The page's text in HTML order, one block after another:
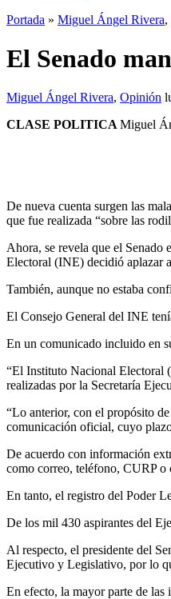
Portada » Miguel Ángel Rivera,
El Senado
Miguel Ángel Rivera, Opinión
CLASE POLITICAMiguel
De nueva cuenta surgen las
que fue realizada “sobre las
Ahora, se revela que el Senado
Electoral (INE) decidió aplazar
También, aunque no estaba
El Consejo General del INE
En un comunicado incluido en
“El Instituto Nacional Electoral
realizadas por la Secretaría
“Lo anterior, con el propósito
comunicación oficial, cuyo
De acuerdo con información
como correo, teléfono, CURP o
En tanto, el registro del Poder
De los mil 430 aspirantes del
Al respecto, el presidente del
Ejecutivo y Legislativo, por lo
En efecto, la mayor parte de las